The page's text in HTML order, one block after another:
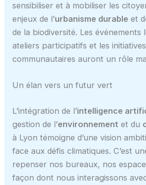
sensibiliser et à mobiliser les
enjeux de l’urbanisme durable et
de la biodiversité. Les événements
ateliers participatifs et les initiatives
communautaires auront un rôle
Un élan vers un futur vert
L’intégration de l’intelligence
gestion de l’environnement et du
à Lyon témoigne d’une vision
face aux défis climatiques. C’est
repenser nos bureaux, nos
façon dont nous interagissons